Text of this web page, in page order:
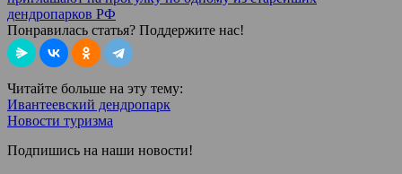
дендропарков РФ
Понравилась статья? Поддержите нас!
Читайте больше на эту тему:
Ивантеевский дендропарк
Новости туризма
Подпишись на наши новости!